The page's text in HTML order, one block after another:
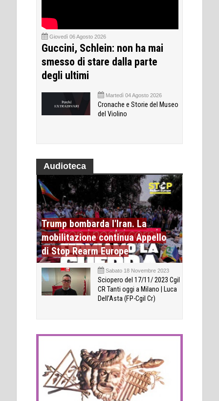
Giovedì 06 Agosto 2026
Guccini, Schlein: non ha mai
smesso di stare dalla parte
degli ultimi
Martedì 04 Agosto 2026
Cronache e Storie del Museo
del Violino
Audioteca
Trump bombarda l'Iran. La
mobilitazione continua Appello
di Stop Rearm Europe
Sabato 18 Novembre 2023
Sciopero del 17/11/ 2023 Cgil
CR Tanti oggi a Milano | Luca
Dell’Asta (FP-Cgil Cr)